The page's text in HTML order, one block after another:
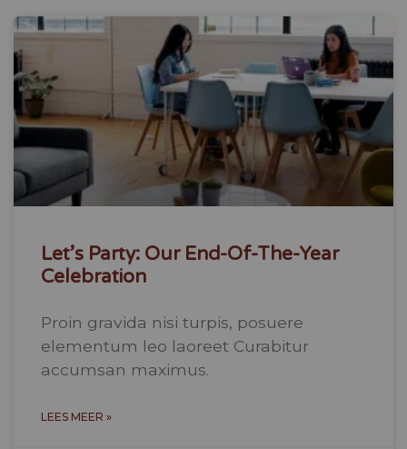
Let’s Party: Our End-Of-The-Year
Celebration
Proin gravida nisi turpis, posuere
elementum leo laoreet Curabitur
accumsan maximus.
LEES MEER »